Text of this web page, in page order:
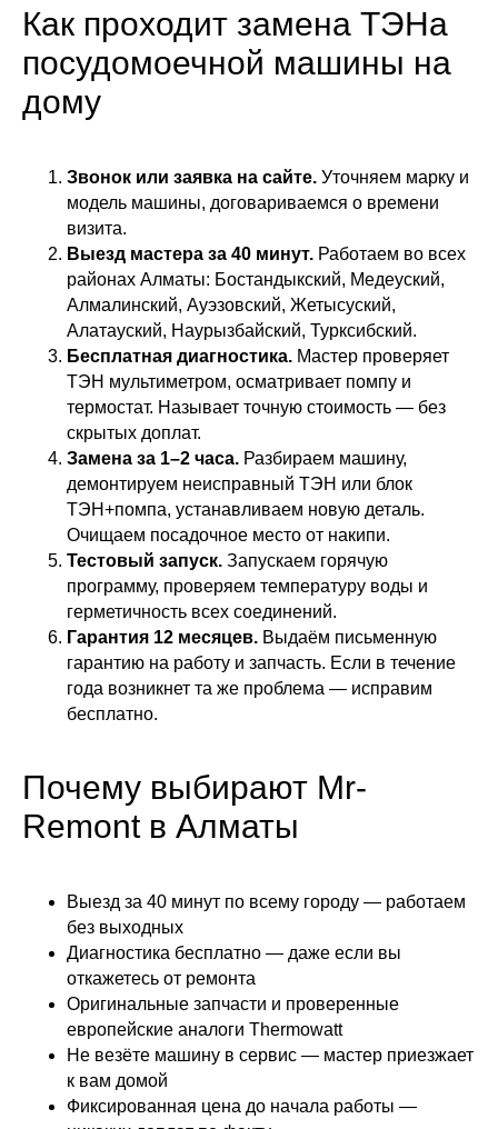
Как проходит замена ТЭНа
посудомоечной машины на
дому
Звонок или заявка на сайте. Уточняем марку и
модель машины, договариваемся о времени
визита.
Выезд мастера за 40 минут. Работаем во всех
районах Алматы: Бостандыкский, Медеуский,
Алмалинский, Ауэзовский, Жетысуский,
Алатауский, Наурызбайский, Турксибский.
Бесплатная диагностика. Мастер проверяет
ТЭН мультиметром, осматривает помпу и
термостат. Называет точную стоимость — без
скрытых доплат.
Замена за 1–2 часа. Разбираем машину,
демонтируем неисправный ТЭН или блок
ТЭН+помпа, устанавливаем новую деталь.
Очищаем посадочное место от накипи.
Тестовый запуск. Запускаем горячую
программу, проверяем температуру воды и
герметичность всех соединений.
Гарантия 12 месяцев. Выдаём письменную
гарантию на работу и запчасть. Если в течение
года возникнет та же проблема — исправим
бесплатно.
Почему выбирают Mr-
Remont в Алматы
Выезд за 40 минут по всему городу — работаем
без выходных
Диагностика бесплатно — даже если вы
откажетесь от ремонта
Оригинальные запчасти и проверенные
европейские аналоги Thermowatt
Не везёте машину в сервис — мастер приезжает
к вам домой
Фиксированная цена до начала работы —